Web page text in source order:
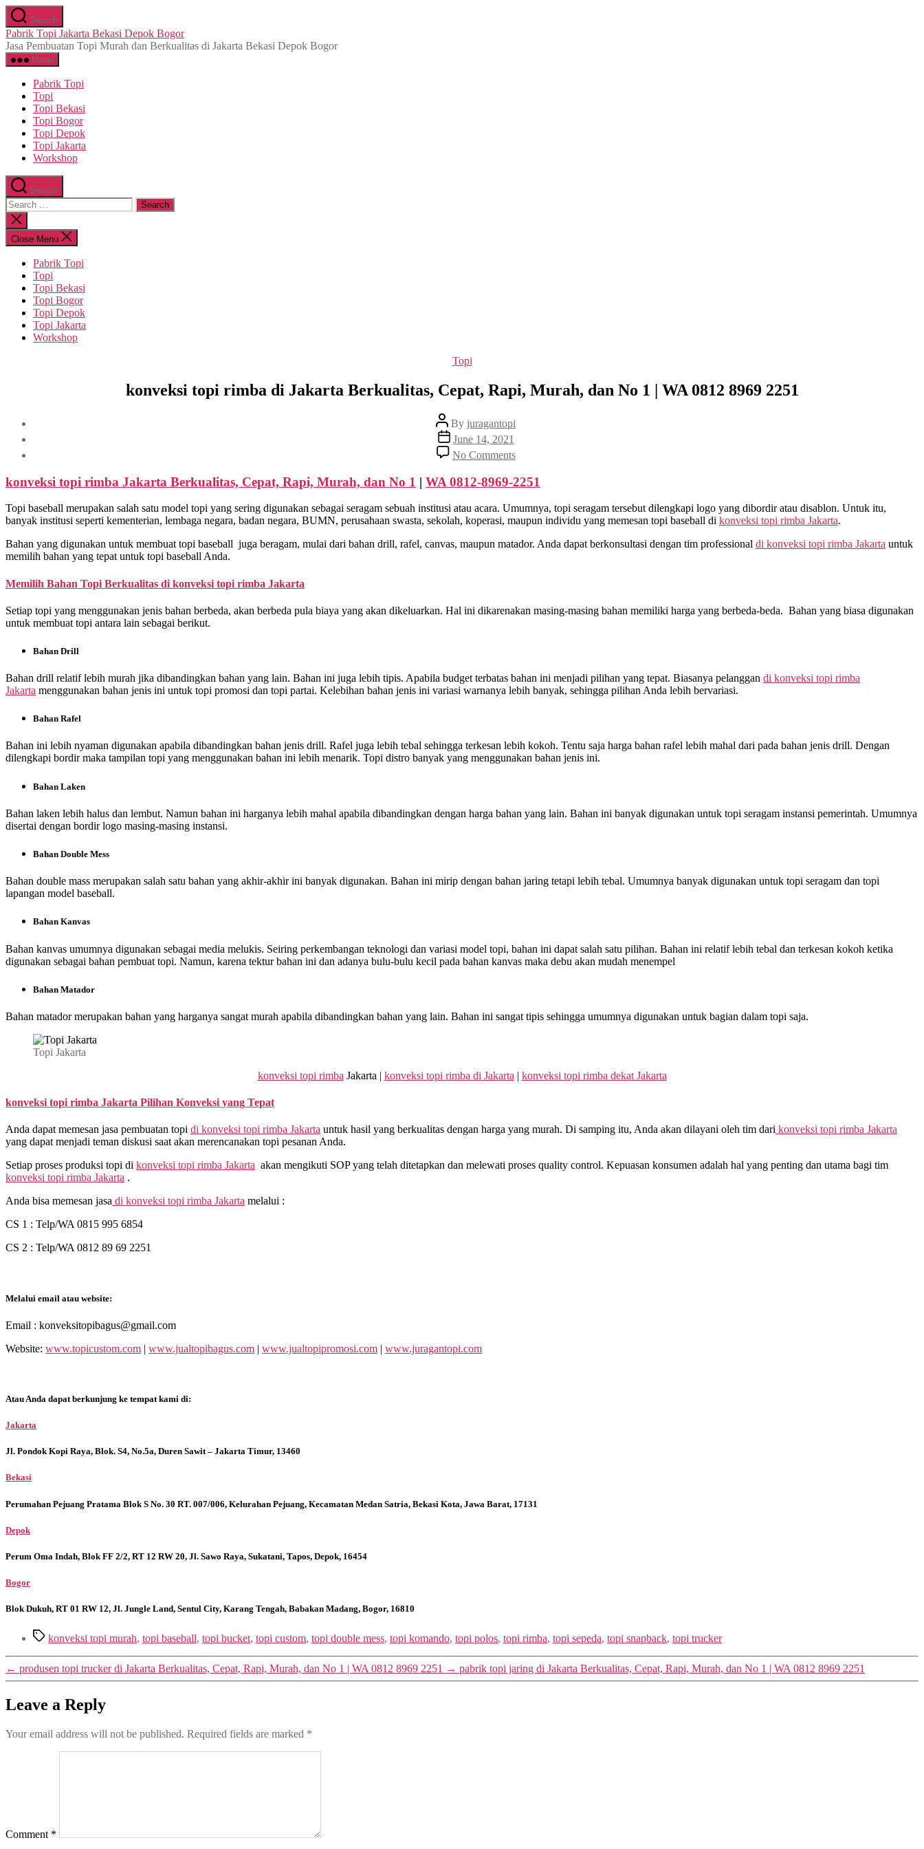
Skip
to
the
content
Search
Pabrik Topi Jakarta Bekasi Depok Bogor
Jasa Pembuatan Topi Murah dan Berkualitas di Jakarta Bekasi Depok Bogor
Menu
Pabrik Topi
Topi
Topi Bekasi
Topi Bogor
Topi Depok
Topi Jakarta
Workshop
Search
Search
for:
Close
search
Close Menu
Pabrik Topi
Topi
Topi Bekasi
Topi Bogor
Topi Depok
Topi Jakarta
Workshop
Categories
Topi
konveksi topi rimba di Jakarta Berkualitas, Cepat, Rapi, Murah, dan No 1 | WA 0812 8969 2251
Post
author
By juragantopi
Post
date
June 14, 2021
No Commentson
konveksi
topi
rimba
Jakarta
Berkualitas,
Cepat,
Rapi,
|
konveksi topi rimba Jakarta Berkualitas, Cepat, Rapi, Murah, dan No 1 | WA 0812-8969-2251
Topi baseball merupakan salah satu model topi yang sering digunakan sebagai seragam sebuah institusi atau acara. Umumnya, topi seragam tersebut dilengkapi logo yang dibordir atau disablon. Untuk itu,
banyak institusi seperti kementerian, lembaga negara, badan negara, BUMN, perusahaan swasta, sekolah, koperasi, maupun individu yang memesan topi baseball di konveksi topi rimba Jakarta.
Bahan yang digunakan untuk membuat topi baseball juga beragam, mulai dari bahan drill, rafel, canvas, maupun matador. Anda dapat berkonsultasi dengan tim professional di konveksi topi rimba Jakarta untuk
memilih bahan yang tepat untuk topi baseball Anda.
Memilih Bahan Topi Berkualitas di konveksi topi rimba Jakarta
Setiap topi yang menggunakan jenis bahan berbeda, akan berbeda pula biaya yang akan dikeluarkan. Hal ini dikarenakan masing-masing bahan memiliki harga yang berbeda-beda. Bahan yang biasa digunakan
untuk membuat topi antara lain sebagai berikut.
Bahan Drill
Bahan drill relatif lebih murah jika dibandingkan bahan yang lain. Bahan ini juga lebih tipis. Apabila budget terbatas bahan ini menjadi pilihan yang tepat. Biasanya pelanggan di konveksi topi rimba
Jakarta menggunakan bahan jenis ini untuk topi promosi dan topi partai. Kelebihan bahan jenis ini variasi warnanya lebih banyak, sehingga pilihan Anda lebih bervariasi.
Bahan Rafel
Bahan ini lebih nyaman digunakan apabila dibandingkan bahan jenis drill. Rafel juga lebih tebal sehingga terkesan lebih kokoh. Tentu saja harga bahan rafel lebih mahal dari pada bahan jenis drill. Dengan
dilengkapi bordir maka tampilan topi yang menggunakan bahan ini lebih menarik. Topi distro banyak yang menggunakan bahan jenis ini.
Bahan Laken
Bahan laken lebih halus dan lembut. Namun bahan ini harganya lebih mahal apabila dibandingkan dengan harga bahan yang lain. Bahan ini banyak digunakan untuk topi seragam instansi pemerintah. Umumnya
disertai dengan bordir logo masing-masing instansi.
Bahan Double Mess
Bahan double mass merupakan salah satu bahan yang akhir-akhir ini banyak digunakan. Bahan ini mirip dengan bahan jaring tetapi lebih tebal. Umumnya banyak digunakan untuk topi seragam dan topi
lapangan model baseball.
Bahan Kanvas
Bahan kanvas umumnya digunakan sebagai media melukis. Seiring perkembangan teknologi dan variasi model topi, bahan ini dapat salah satu pilihan. Bahan ini relatif lebih tebal dan terkesan kokoh ketika
digunakan sebagai bahan pembuat topi. Namun, karena tektur bahan ini dan adanya bulu-bulu kecil pada bahan kanvas maka debu akan mudah menempel
Bahan Matador
Bahan matador merupakan bahan yang harganya sangat murah apabila dibandingkan bahan yang lain. Bahan ini sangat tipis sehingga umumnya digunakan untuk bagian dalam topi saja.
Topi Jakarta
konveksi topi rimba Jakarta | konveksi topi rimba di Jakarta | konveksi topi rimba dekat Jakarta
konveksi topi rimba Jakarta Pilihan Konveksi yang Tepat
Anda dapat memesan jasa pembuatan topi di konveksi topi rimba Jakarta untuk hasil yang berkualitas dengan harga yang murah. Di samping itu, Anda akan dilayani oleh tim dari konveksi topi rimba Jakarta
yang dapat menjadi teman diskusi saat akan merencanakan topi pesanan Anda.
Setiap proses produksi topi di konveksi topi rimba Jakarta akan mengikuti SOP yang telah ditetapkan dan melewati proses quality control. Kepuasan konsumen adalah hal yang penting dan utama bagi tim
konveksi topi rimba Jakarta .
Anda bisa memesan jasa di konveksi topi rimba Jakarta melalui :
CS 1 : Telp/WA 0815 995 6854
CS 2 : Telp/WA 0812 89 69 2251
Melalui email atau website:
Email : konveksitopibagus@gmail.com
Website: www.topicustom.com | www.jualtopibagus.com | www.jualtopipromosi.com | www.juragantopi.com
Atau Anda dapat berkunjung ke tempat kami di:
Jakarta
Jl. Pondok Kopi Raya, Blok. S4, No.5a, Duren Sawit – Jakarta Timur, 13460
Bekasi
Perumahan Pejuang Pratama Blok S No. 30 RT. 007/006, Kelurahan Pejuang, Kecamatan Medan Satria, Bekasi Kota, Jawa Barat, 17131
Depok
Perum Oma Indah, Blok FF 2/2, RT 12 RW 20, Jl. Sawo Raya, Sukatani, Tapos, Depok, 16454
Bogor
Blok Dukuh, RT 01 RW 12, Jl. Jungle Land, Sentul City, Karang Tengah, Babakan Madang, Bogor, 16810
Tagskonveksi topi murah, topi baseball, topi bucket, topi custom, topi double mess, topi komando, topi polos, topi rimba, topi sepeda, topi snapback, topi trucker
← produsen topi trucker di Jakarta Berkualitas, Cepat, Rapi, Murah, dan No 1 | WA 0812 8969 2251 → pabrik topi jaring di Jakarta Berkualitas, Cepat, Rapi, Murah, dan No 1 | WA 0812 8969 2251
Leave a Reply
Your email address will not be published. Required fields are marked *
Comment *